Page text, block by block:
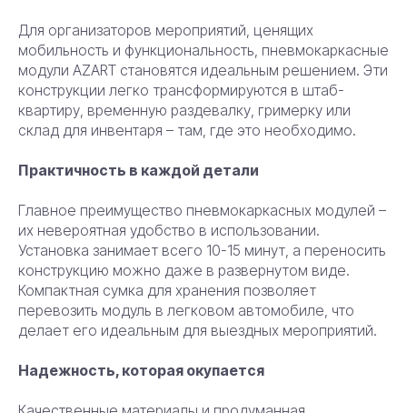
Для организаторов мероприятий, ценящих
мобильность и функциональность, пневмокаркасные
модули AZART становятся идеальным решением. Эти
конструкции легко трансформируются в штаб-
квартиру, временную раздевалку, гримерку или
склад для инвентаря – там, где это необходимо.
Практичность в каждой детали
Главное преимущество пневмокаркасных модулей –
их невероятная удобство в использовании.
Установка занимает всего 10-15 минут, а переносить
конструкцию можно даже в развернутом виде.
Компактная сумка для хранения позволяет
перевозить модуль в легковом автомобиле, что
делает его идеальным для выездных мероприятий.
Надежность, которая окупается